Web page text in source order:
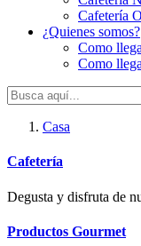
Cafetería
¿Quienes somos?
Como
Como
Casa
Cafetería
Degusta y disfruta de
Productos Gourmet